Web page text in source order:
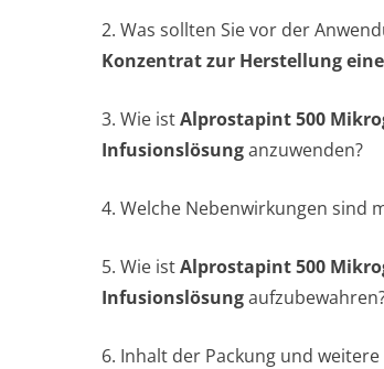
2. Was sollten Sie vor der
Konzentrat zur Herstellung
3. Wie istAlprostapint 500
Infusionslösunganzuwenden?
4. Welche Nebenwirkungen sind
5. Wie istAlprostapint 500
Infusionslösung
6. Inhalt der Packung und